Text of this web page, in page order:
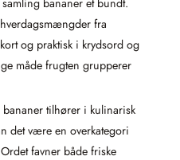
bananer et bundt.
fra
og praktisk i krydsord og
måde frugten grupperer
tilhører i kulinarisk
det være en overkategori
favner både friske